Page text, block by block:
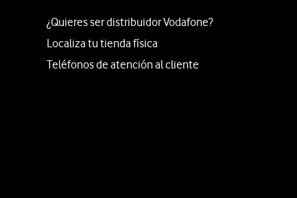
¿Quieres ser distribuidor Vodafone?
Localiza tu tienda física
Teléfonos de atención al cliente